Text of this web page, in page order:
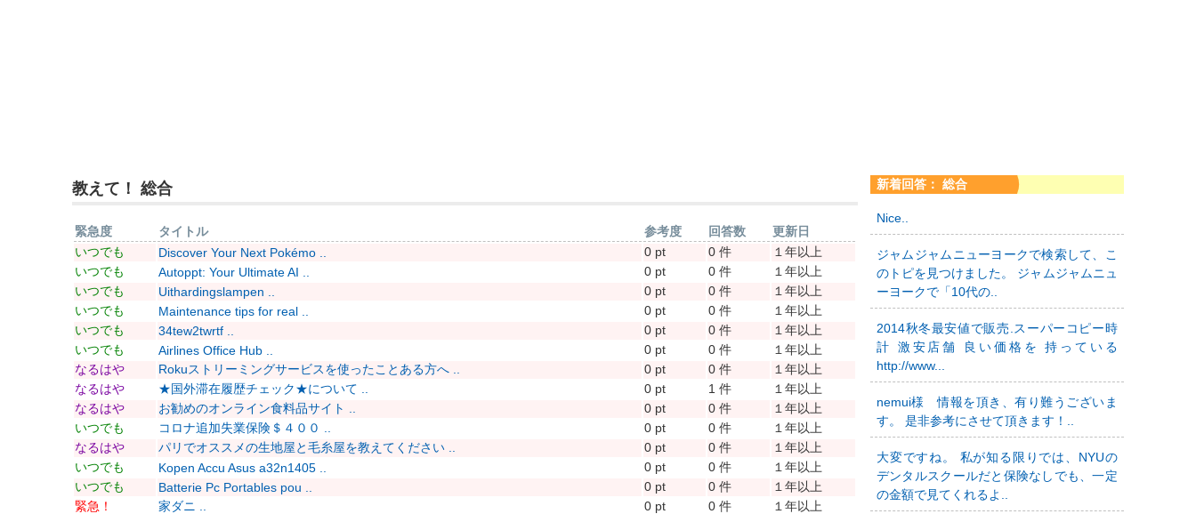
教えて！ 総合
緊急度 タイトル 参考度 回答数
更新日
いつでも
Discover Your Next Pokémo .. 0 pt 0 件
１年以上
いつでも
Autoppt: Your Ultimate AI .. 0 pt 0 件
１年以上
いつでも
Uithardingslampen .. 0 pt 0 件
１年以上
いつでも
Maintenance tips for real .. 0 pt 0 件
１年以上
いつでも
34tew2twrtf .. 0 pt 0 件
１年以上
いつでも
Airlines Office Hub .. 0 pt 0 件
１年以上
なるはや
Rokuストリーミングサービスを使ったことある方へ .. 0 pt 0 件
１年以上
なるはや
★国外滞在履歴チェック★について .. 0 pt 1 件
１年以上
なるはや
お勧めのオンライン食料品サイト .. 0 pt 0 件
１年以上
いつでも
コロナ追加失業保険＄４００ .. 0 pt 0 件
１年以上
なるはや
パリでオススメの生地屋と毛糸屋を教えてください .. 0 pt 0 件
１年以上
いつでも
Kopen Accu Asus a32n1405 .. 0 pt 0 件
１年以上
いつでも
Batterie Pc Portables pou .. 0 pt 0 件
１年以上
緊急！
家ダニ .. 0 pt 0 件
１年以上
新着回答： 総合
Nice..
ジャムジャムニューヨークで検索して、こ
のトピを見つけました。 ジャムジャムニュ
ーヨークで「10代の..
2014秋冬最安値で販売.スーパーコピー時
計 激安店舗 良い価格を 持っている
http://www...
nemui様 情報を頂き、有り難うございま
す。 是非参考にさせて頂きます！..
大変ですね。 私が知る限りでは、NYUの
デンタルスクールだと保険なしでも、一定
の金額で見てくれるよ..